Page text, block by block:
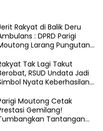
Rakyat di Balik Deru
: DPRD Parigi
Larang Pungutan
Gratis
Tak Lagi Takut
RSUD Undata Jadi
Nyata Keberhasilan
Moutong Cetak
Gemilang!
Tantangan